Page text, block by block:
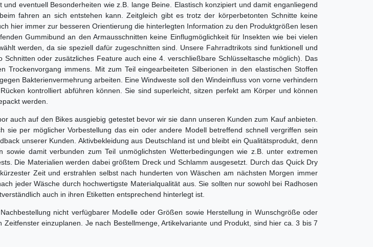
eventuell Besonderheiten wie z.B. lange Beine. Elastisch konzipiert und damit enganliegend
fahren an sich entstehen kann. Zeitgleich gibt es trotz der körperbetonten Schnitte keine
hier immer zur besseren Orientierung die hinterlegten Information zu den Produktgrößen lesen
Gummibund an den Armausschnitten keine Einflugmöglichkeit für Insekten wie bei vielen
werden, da sie speziell dafür zugeschnitten sind. Unsere Fahrradtrikots sind funktionell und
oder zusätzliches Feature auch eine 4. verschließbare Schlüsseltasche möglich). Das
immens. Mit zum Teil eingearbeiteten Silberionen in den elastischen Stoffen
Bakterienvermehrung arbeiten. Eine Windweste soll den Windeinfluss von vorne verhindern
kontrolliert abführen können. Sie sind superleicht, sitzen perfekt am Körper und können
werden.
auch auf den Bikes ausgiebig getestet bevor wir sie dann unseren Kunden zum Kauf anbieten.
per möglicher Vorbestellung das ein oder andere Modell betreffend schnell vergriffen sein
unserer Kunden. Aktivbekleidung aus Deutschland ist und bleibt ein Qualitätsprodukt, denn
damit verbunden zum Teil unmöglichsten Wetterbedingungen wie z.B. unter extremen
Die Materialien werden dabei größtem Dreck und Schlamm ausgesetzt. Durch das Quick Dry
Zeit und erstrahlen selbst nach hunderten von Wäschen am nächsten Morgen immer
jeder Wäsche durch hochwertigste Materialqualität aus. Sie sollten nur sowohl bei Radhosen
auch in ihren Etiketten entsprechend hinterlegt ist.
nicht verfügbarer Modelle oder Größen sowie Herstellung in Wunschgröße oder
einzuplanen. Je nach Bestellmenge, Artikelvariante und Produkt, sind hier ca. 3 bis 7